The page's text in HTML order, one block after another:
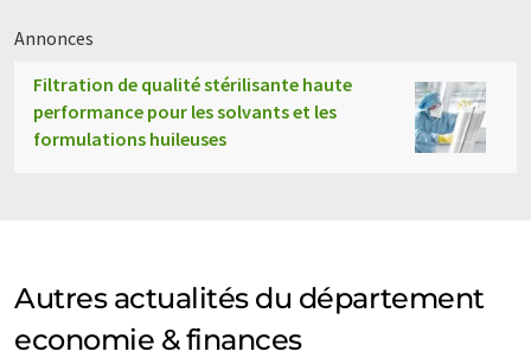
Annonces
Filtration de qualité stérilisante haute
performance pour les solvants et les
formulations huileuses
Autres actualités du département
economie & finances